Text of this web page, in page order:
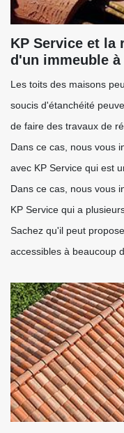
KP Service et la
d'un immeuble
Les toits des maisons
soucis d'étanchéité
de faire des travaux de
Dans ce cas, nous vous
avec KP Service qui est
Dans ce cas, nous vous
KP Service qui a
Sachez qu'il peut
accessibles à beaucoup